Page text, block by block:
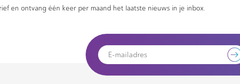
en ontvang één keer per maand het laatste nieuws in je inbox.